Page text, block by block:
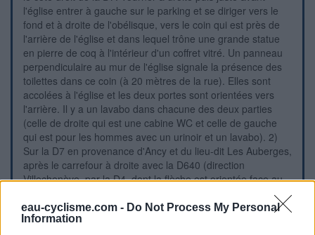
eau-cyclisme.com - Do Not Process My Personal
Information
l'église entrer à gauche sur le parking et se diriger vers le
fond et à droite de l'obélisque, vers le coin qui est près de
l'arrière de l'église et dans lequel trône une grande statue
en pierre de coq à l'intérieur d'un coffret vitré. Un panneau
perpendiculaire au mur de l'église signale la présence des
toilettes dans ce coin (à 20 mètres de la rue). Elles sont
accolées à l'église et les deux portes sont orientées vers
l'arrière. Il y a un lavabo dans chacune des deux parties
(celle de droite qui est une cabine WC et celle de gauche
qui est pour les hommes avec un urinoir et un lavabo). 2)
Sur la D7 en provenance d'Ancy et du lieu-dit Les Auberges,
après le carrefour à droite avec la D640 (direction
Villechenève, par la D4, dont la flèche est orientée face au
panneaux en regard l'un de l'autre pointent la suite de la D7
(pour éviter que l'on ne prenne l'allée d'un parking qui est